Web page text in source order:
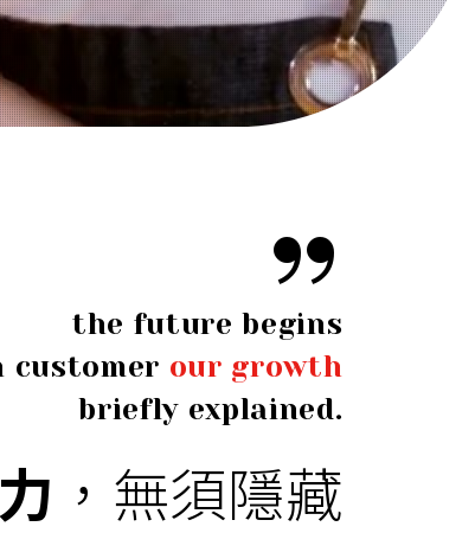
the future begins
customer our growth
briefly explained.
，無須隱藏